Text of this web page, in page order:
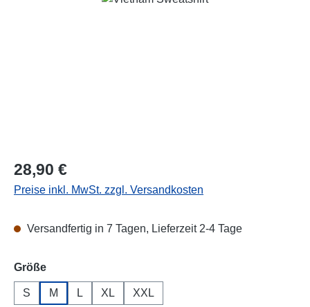
Regulärer Preis:
28,90 €
Preise inkl. MwSt. zzgl. Versandkosten
Versandfertig in 7 Tagen, Lieferzeit 2-4 Tage
Größeauswählen
S M L XL XXL